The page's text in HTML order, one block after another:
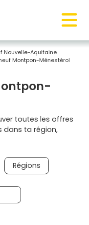
Nouvelle-Aquitaine
Montpon-Ménestérol
toutes les offres
dans ta région,
Régions